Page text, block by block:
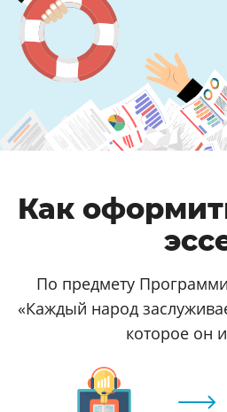
Как
По предмету
«Каждый народ
которое он